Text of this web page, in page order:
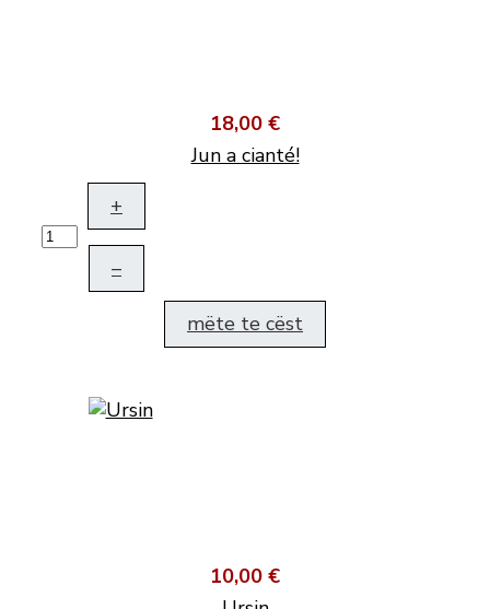
18,00 €
Jun a cianté!
+
–
mëte te cëst
10,00 €